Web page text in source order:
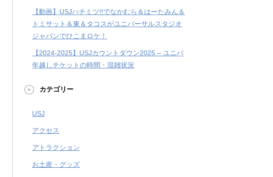
【動画】USJハチミツ!!でなかむら＆はーたみん＆
トミサット＆東＆タコスがユニバーサルスタジオ
ジャパンでひこまロケ！
【2024-2025】USJカウントダウン2025 – ユニバ
年越しチケットの時間・混雑状況
カテゴリー
USJ
アクセス
アトラクション
お土産・グッズ